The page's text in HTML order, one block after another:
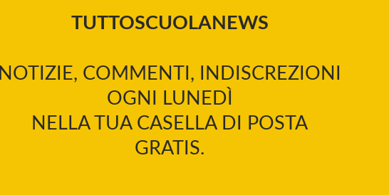
TUTTOSCUOLANEWS
NOTIZIE, COMMENTI, INDISCREZIONI
OGNI LUNEDÌ
NELLA TUA CASELLA DI POSTA
GRATIS.